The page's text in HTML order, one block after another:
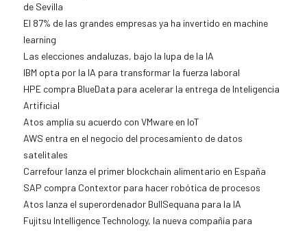
de Sevilla
El 87% de las grandes empresas ya ha invertido en machine
learning
Las elecciones andaluzas, bajo la lupa de la IA
IBM opta por la IA para transformar la fuerza laboral
HPE compra BlueData para acelerar la entrega de Inteligencia
Artificial
Atos amplía su acuerdo con VMware en IoT
AWS entra en el negocio del procesamiento de datos
satelitales
Carrefour lanza el primer blockchain alimentario en España
SAP compra Contextor para hacer robótica de procesos
Atos lanza el superordenador BullSequana para la IA
Fujitsu Intelligence Technology, la nueva compañía para